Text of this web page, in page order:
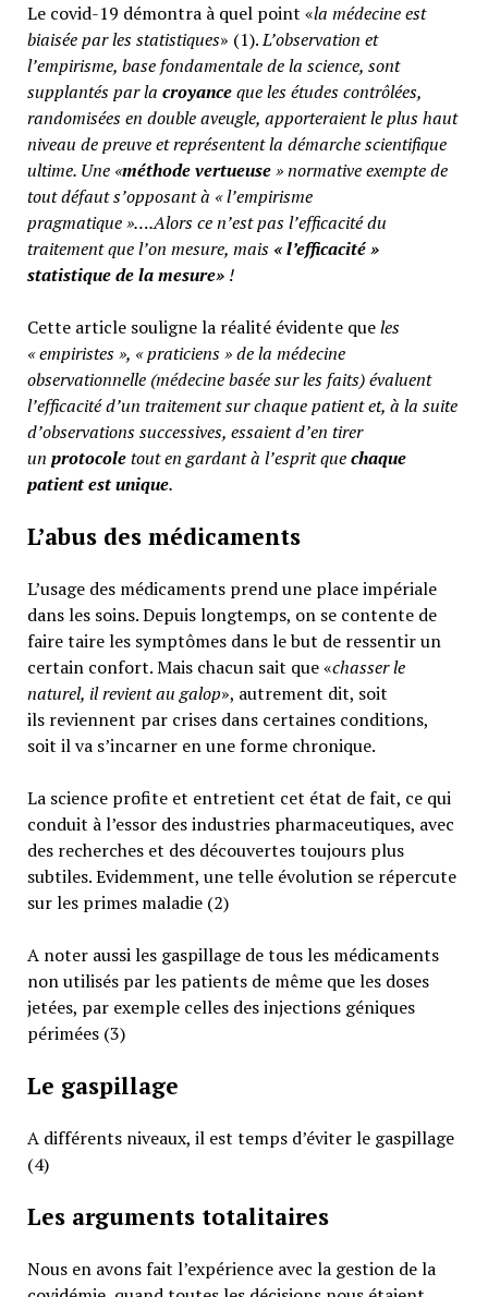
Le covid-19 démontra à quel point «la médecine est
biaisée par les statistiques» (1).L’observation et
l’empirisme, base fondamentale de la science, sont
supplantés par la croyanceque les études contrôlées,
randomisées en double aveugle, apporteraient le plus haut
niveau de preuve et représentent la démarche scientifique
ultime. Une «méthode vertueuse» normative exempte de
tout défaut s’opposant à « l’empirisme
pragmatique »….Alors ce n’est pas l’efficacité du
traitement que l’on mesure, mais «l’efficacité »
statistique de la mesure» !
Cette article souligne la réalité évidente queles
« empiristes », « praticiens » de la médecine
observationnelle (médecine basée sur les faits) évaluent
l’efficacité d’un traitement sur chaque patient et, à la suite
d’observations successives, essaient d’en tirer
un protocoletout en gardant à l’esprit quechaque
patient est unique.
L’abus des médicaments
L’usage des médicaments prend une place impériale
dans les soins. Depuis longtemps, on se contente de
faire taire les symptômes dans le but de ressentir un
certain confort. Mais chacun sait que «chasser le
naturel, il revient au galop», autrement dit, soit
ils reviennent par crises dans certaines conditions,
soit il va s’incarner en une forme chronique.
La science profite et entretient cet état de fait, ce qui
conduit à l’essor des industries pharmaceutiques, avec
des recherches et des découvertes toujours plus
subtiles. Evidemment, une telle évolution se répercute
sur les primes maladie (2)
A noter aussi les gaspillage de tous les médicaments
non utilisés par les patients de même que les doses
jetées, par exemple celles des injections géniques
périmées (3)
Le gaspillage
A différents niveaux, il est temps d’éviter le gaspillage
(4)
Les arguments totalitaires
Nous en avons fait l’expérience avec la gestion de la